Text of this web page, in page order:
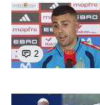
2